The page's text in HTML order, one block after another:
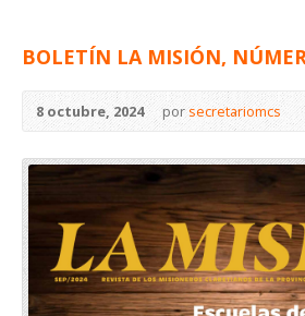
BOLETÍN LA MISIÓN,
8 octubre, 2024 por secretariomcs